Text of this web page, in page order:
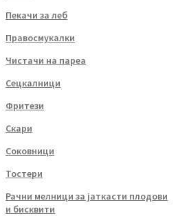
Пекачи за леб
Правосмукалки
Чистачи на пареа
Сецкалници
Фритези
Скари
Соковници
Тостери
Рачни мелници за јаткасти плодови
и бисквити